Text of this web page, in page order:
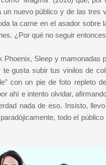
nuevo público y de las tres
la carne en el asador sobre
¿Por qué no seguir
Sleep y mamonadas
gusta subir tus vinilos de
con un pie de foto repleto
ahí e intento olvidar,
nada de eso. Insisto,
todo el